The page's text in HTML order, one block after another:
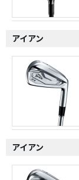
アイアン
アイアン